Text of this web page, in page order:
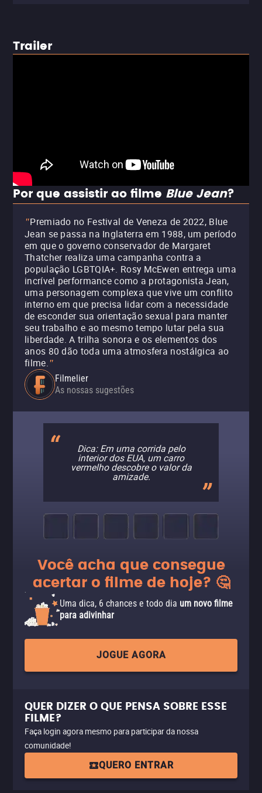
Trailer
Por que assistir ao filme Blue Jean?
"Premiado no Festival de Veneza de 2022, Blue
Jean se passa na Inglaterra em 1988, um período
em que o governo conservador de Margaret
Thatcher realiza uma campanha contra a
população LGBTQIA+. Rosy McEwen entrega uma
incrível performance como a protagonista Jean,
uma personagem complexa que vive um conflito
interno em que precisa lidar com a necessidade
de esconder sua orientação sexual para manter
seu trabalho e ao mesmo tempo lutar pela sua
liberdade. A trilha sonora e os elementos dos
anos 80 dão toda uma atmosfera nostálgica ao
filme."
Filmelier
As nossas sugestões
Dica: Em uma corrida pelo
interior dos EUA, um carro
vermelho descobre o valor da
amizade.
Você acha que consegue
acertar o filme de hoje? 🤔
Uma dica, 6 chances e todo dia um novo filme
para adivinhar
JOGUE AGORA
QUER DIZER O QUE PENSA SOBRE ESSE
FILME?
Faça login agora mesmo para participar da nossa
comunidade!
QUERO ENTRAR